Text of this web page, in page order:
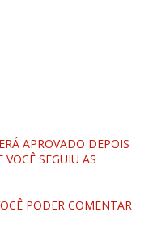
APROVADO DEPOIS
SEGUIU AS
PODER COMENTAR